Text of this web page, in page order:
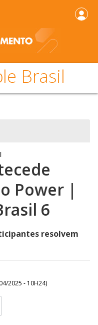
Brasil
Power |
6
resolvem
2025 - 10H24)